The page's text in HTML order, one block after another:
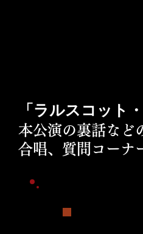
「ラルスコット
本公演の裏話など
合唱、質問コーナ